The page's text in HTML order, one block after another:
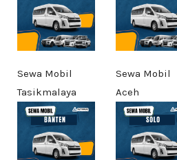
Sewa Mobil
Tasikmalaya
Sewa Mobil
Aceh